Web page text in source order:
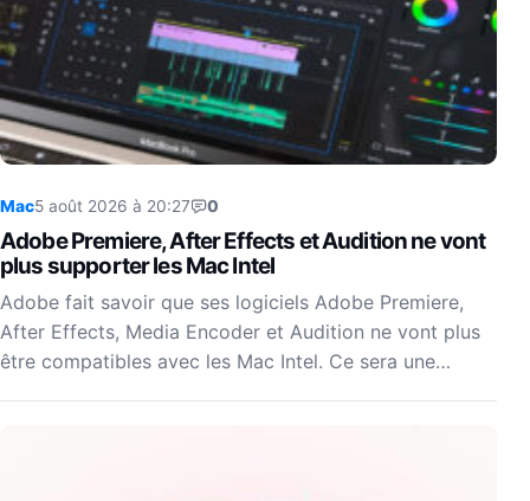
Mac5 août 2026 à 20:27 0
Adobe Premiere, After Effects et Audition ne vont
plus supporter les Mac Intel
Adobe fait savoir que ses logiciels Adobe Premiere,
After Effects, Media Encoder et Audition ne vont plus
être compatibles avec les Mac Intel. Ce sera une…